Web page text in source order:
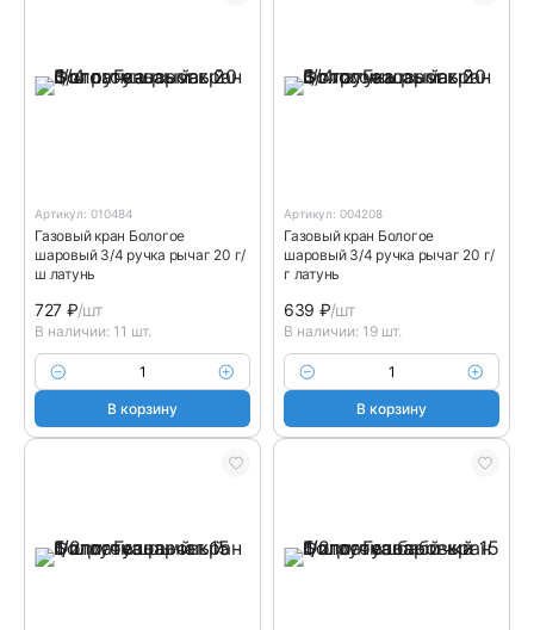
Артикул: 010484
Газовый кран Бологое
шаровый 3/4 ручка рычаг 20 г/
ш латунь
727 ₽/шт
В наличии: 11 шт.
В корзину
Артикул: 004208
Газовый кран Бологое
шаровый 3/4 ручка рычаг 20 г/
г латунь
639 ₽/шт
В наличии: 19 шт.
В корзину